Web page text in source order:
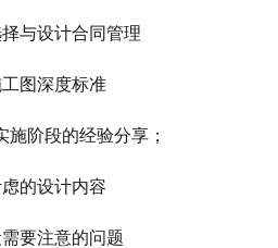
与设计合同管理
图深度标准
阶段的经验分享；
的设计内容
要注意的问题